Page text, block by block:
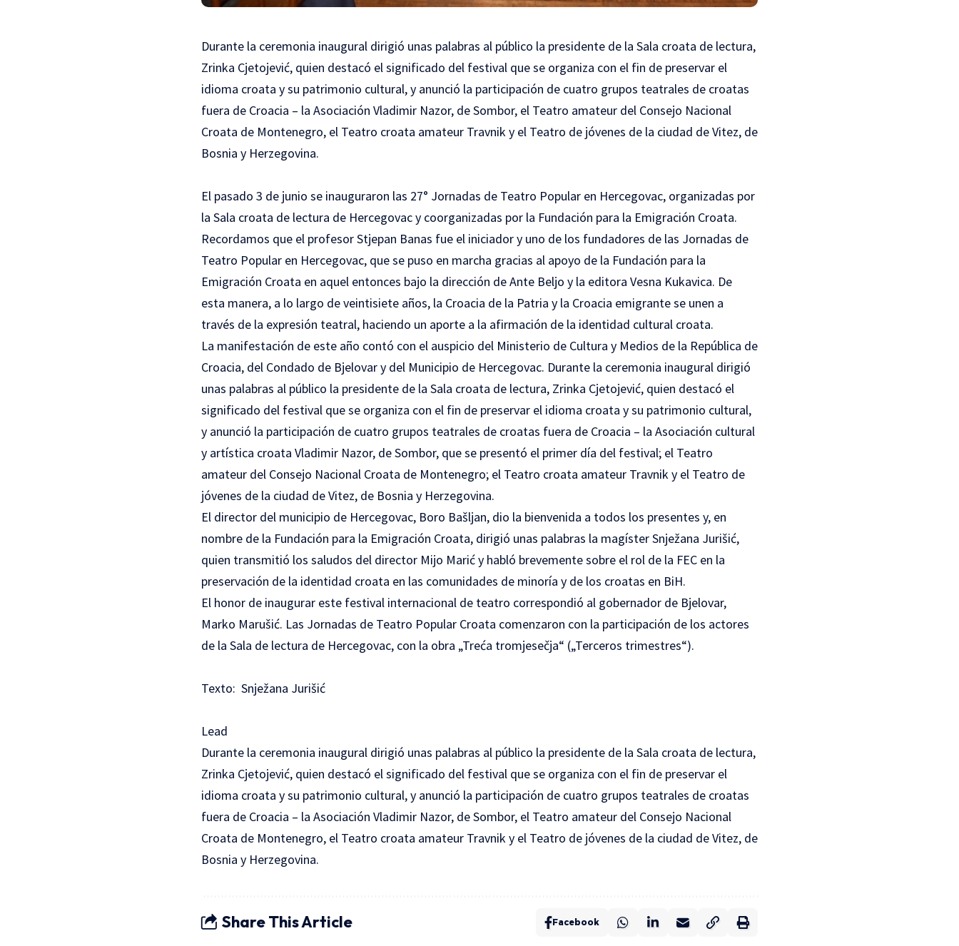
Durante la ceremonia inaugural dirigió unas palabras al público la presidente de la Sala croata de lectura,
Zrinka Cjetojević, quien destacó el significado del festival que se organiza con el fin de preservar el
idioma croata y su patrimonio cultural, y anunció la participación de cuatro grupos teatrales de croatas
fuera de Croacia – la Asociación Vladimir Nazor, de Sombor, el Teatro amateur del Consejo Nacional
Croata de Montenegro, el Teatro croata amateur Travnik y el Teatro de jóvenes de la ciudad de Vitez, de
Bosnia y Herzegovina.
El pasado 3 de junio se inauguraron las 27° Jornadas de Teatro Popular en Hercegovac, organizadas por
la Sala croata de lectura de Hercegovac y coorganizadas por la Fundación para la Emigración Croata.
Recordamos que el profesor Stjepan Banas fue el iniciador y uno de los fundadores de las Jornadas de
Teatro Popular en Hercegovac, que se puso en marcha gracias al apoyo de la Fundación para la
Emigración Croata en aquel entonces bajo la dirección de Ante Beljo y la editora Vesna Kukavica. De
esta manera, a lo largo de veintisiete años, la Croacia de la Patria y la Croacia emigrante se unen a
través de la expresión teatral, haciendo un aporte a la afirmación de la identidad cultural croata.
La manifestación de este año contó con el auspicio del Ministerio de Cultura y Medios de la República de
Croacia, del Condado de Bjelovar y del Municipio de Hercegovac. Durante la ceremonia inaugural dirigió
unas palabras al público la presidente de la Sala croata de lectura, Zrinka Cjetojević, quien destacó el
significado del festival que se organiza con el fin de preservar el idioma croata y su patrimonio cultural,
y anunció la participación de cuatro grupos teatrales de croatas fuera de Croacia – la Asociación cultural
y artística croata Vladimir Nazor, de Sombor, que se presentó el primer día del festival; el Teatro
amateur del Consejo Nacional Croata de Montenegro; el Teatro croata amateur Travnik y el Teatro de
jóvenes de la ciudad de Vitez, de Bosnia y Herzegovina.
El director del municipio de Hercegovac, Boro Bašljan, dio la bienvenida a todos los presentes y, en
nombre de la Fundación para la Emigración Croata, dirigió unas palabras la magíster Snježana Jurišić,
quien transmitió los saludos del director Mijo Marić y habló brevemente sobre el rol de la FEC en la
preservación de la identidad croata en las comunidades de minoría y de los croatas en BiH.
El honor de inaugurar este festival internacional de teatro correspondió al gobernador de Bjelovar,
Marko Marušić. Las Jornadas de Teatro Popular Croata comenzaron con la participación de los actores
de la Sala de lectura de Hercegovac, con la obra „Treća tromjesečja“ („Terceros trimestres“).
Texto: Snježana Jurišić
Lead
Durante la ceremonia inaugural dirigió unas palabras al público la presidente de la Sala croata de lectura,
Zrinka Cjetojević, quien destacó el significado del festival que se organiza con el fin de preservar el
idioma croata y su patrimonio cultural, y anunció la participación de cuatro grupos teatrales de croatas
fuera de Croacia – la Asociación Vladimir Nazor, de Sombor, el Teatro amateur del Consejo Nacional
Croata de Montenegro, el Teatro croata amateur Travnik y el Teatro de jóvenes de la ciudad de Vitez, de
Bosnia y Herzegovina.
Share This Article Facebook